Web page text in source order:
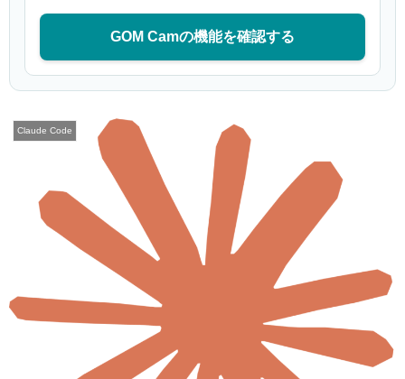
GOM Camの機能を確認する
Claude Code